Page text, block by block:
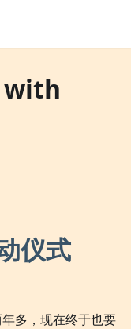
with
仪式
多，现在终于也要